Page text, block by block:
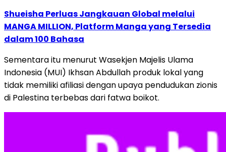
Shueisha Perluas Jangkauan Global melalui
MANGA MILLION, Platform Manga yang Tersedia
dalam 100 Bahasa
Sementara itu menurut Wasekjen Majelis Ulama
Indonesia (MUI) Ikhsan Abdullah produk lokal yang
tidak memiliki afiliasi dengan upaya pendudukan zionis
di Palestina terbebas dari fatwa boikot.